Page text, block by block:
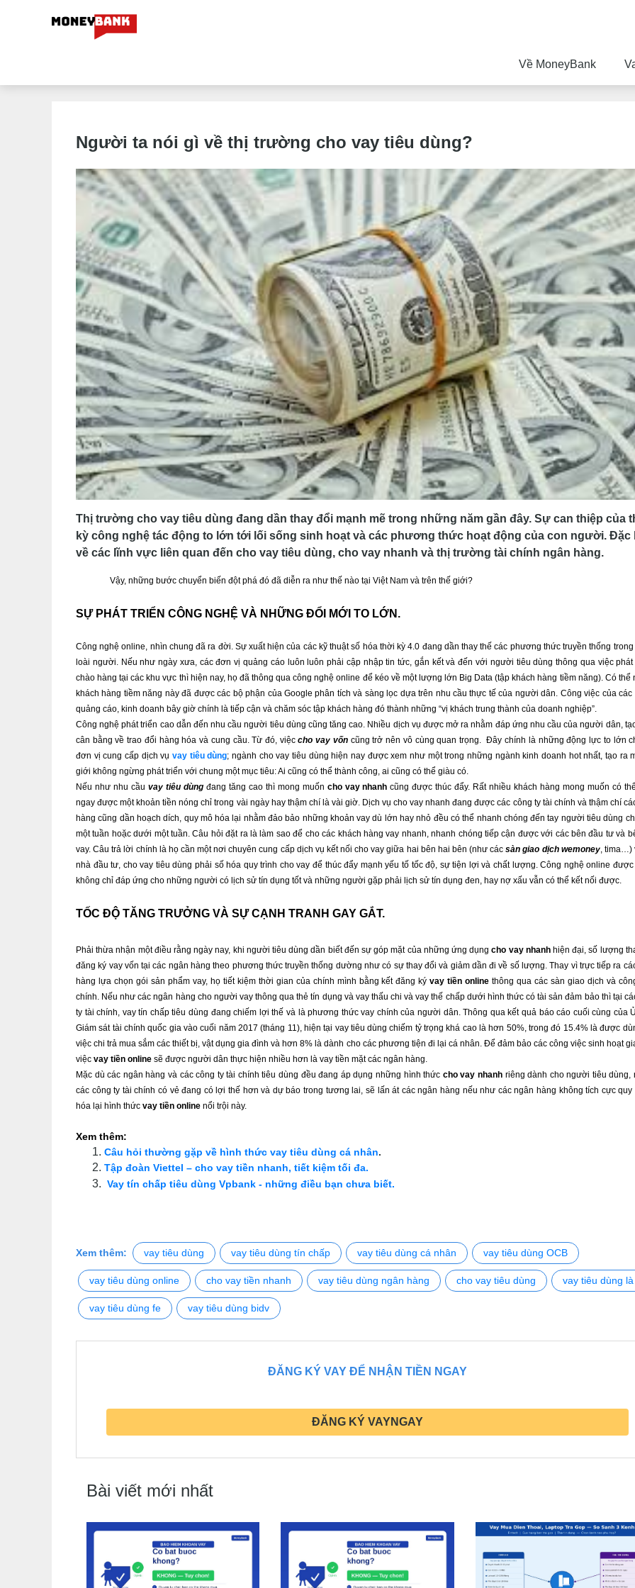
Về MoneyBank
Người ta nói gì về thị trường cho vay tiêu dùng?
Thị trường cho vay tiêu dùng đang dần thay đổi mạnh mẽ trong những năm gần đây. Sự can thiệp của
kỳ công nghệ tác động to lớn tới lối sống sinh hoạt và các phương thức hoạt động của con người. Đặc
về các lĩnh vực liên quan đến cho vay tiêu dùng, cho vay nhanh và thị trường tài chính ngân hàng.
Vậy, những bước chuyển biến đột phá đó đã diễn ra như thế nào tại Việt Nam và trên thế giới?
SỰ PHÁT TRIỂN CÔNG NGHỆ VÀ NHỮNG ĐỔI MỚI TO LỚN.
Công nghệ online, nhìn chung đã ra đời. Sự xuất hiện của các kỹ thuật số hóa thời kỳ 4.0 đang dần thay thế các phương thức truyền thống
loài người. Nếu như ngày xưa, các đơn vị quảng cáo luôn luôn phải cập nhập tin tức, gắn kết và đến với người tiêu dùng thông qua việc
chào hàng tại các khu vực thì hiện nay, họ đã thông qua công nghệ online để kéo về một lượng lớn Big Data (tập khách hàng tiềm năng). Có thể
khách hàng tiềm năng này đã được các bộ phận của Google phân tích và sàng lọc dựa trên nhu cầu thực tế của người dân. Công việc của các
quảng cáo, kinh doanh bây giờ chính là tiếp cận và chăm sóc tập khách hàng đó thành những “vị khách trung thành của doanh nghiệp”.
Công nghệ phát triển cao dẫn đến nhu cầu người tiêu dùng cũng tăng cao. Nhiều dịch vụ được mở ra nhằm đáp ứng nhu cầu của người dân,
cân bằng về trao đổi hàng hóa và cung cầu. Từ đó, việc cho vay vốn cũng trở nên vô cùng quan trọng.  Đây chính là những động lực to lớn
đơn vị cung cấp dịch vụ vay tiêu dùng; ngành cho vay tiêu dùng hiện nay được xem như một trong những ngành kinh doanh hot nhất, tạo ra
giới không ngừng phát triển với chung một mục tiêu: Ai cũng có thể thành công, ai cũng có thể giàu có.
Nếu như nhu cầu vay tiêu dùng đang tăng cao thì mong muốn cho vay nhanh cũng được thúc đẩy. Rất nhiều khách hàng mong muốn có
ngay được một khoản tiền nóng chỉ trong vài ngày hay thậm chí là vài giờ. Dịch vụ cho vay nhanh đang được các công ty tài chính và thậm chí
hàng cũng dần hoạch dích, quy mô hóa lại nhằm đảo bảo những khoản vay dù lớn hay nhỏ đều có thể nhanh chóng đến tay người tiêu dùng
một tuần hoặc dưới một tuần. Câu hỏi đặt ra là làm sao để cho các khách hàng vay nhanh, nhanh chóng tiếp cận được với các bên đầu tư và
vay. Câu trả lời chính là họ cần một nơi chuyên cung cấp dịch vụ kết nối cho vay giữa hai bên hai bên (như các sàn giao dịch wemoney, tima…)
nhà đầu tư, cho vay tiêu dùng phải số hóa quy trình cho vay để thúc đẩy mạnh yếu tố tốc độ, sự tiện lợi và chất lượng. Công nghệ online
không chỉ đáp ứng cho những người có lịch sử tín dụng tốt và những người gặp phải lịch sử tín dụng đen, hay nợ xấu vẫn có thể kết nối được.
TỐC ĐỘ TĂNG TRƯỞNG VÀ SỰ CẠNH TRANH GAY GẮT.
Phải thừa nhận một điều rằng ngày nay, khi người tiêu dùng dần biết đến sự góp mặt của những ứng dụng cho vay nhanh hiện đại, số lượng
đăng ký vay vốn tại các ngân hàng theo phương thức truyền thống dường như có sự thay đổi và giảm dần đi về số lượng. Thay vì trực tiếp ra
hàng lựa chọn gói sản phẩm vay, họ tiết kiệm thời gian của chính mình bằng kết đăng ký vay tiền online thông qua các sàn giao dịch và
chính. Nếu như các ngân hàng cho người vay thông qua thẻ tín dụng và vay thấu chi và vay thế chấp dưới hình thức có tài sản đảm bảo thì tại
ty tài chính, vay tín chấp tiêu dùng đang chiếm lợi thế và là phương thức vay chính của người dân. Thông qua kết quả báo cáo cuối cùng của
Giám sát tài chính quốc gia vào cuối năm 2017 (tháng 11), hiện tại vay tiêu dùng chiếm tỷ trọng khá cao là hơn 50%, trong đó 15.4% là được
việc chi trả mua sắm các thiết bị, vật dụng gia đình và hơn 8% là dành cho các phương tiện đi lại cá nhân. Để đảm bảo các công việc sinh hoạt
việc vay tiền online sẽ được người dân thực hiện nhiều hơn là vay tiền mặt các ngân hàng.
Mặc dù các ngân hàng và các công ty tài chính tiêu dùng đều đang áp dụng những hình thức cho vay nhanh riêng dành cho người tiêu dùng,
các công ty tài chính có vẻ đang có lợi thế hơn và dự báo trong tương lai, sẽ lấn át các ngân hàng nếu như các ngân hàng không tích cực quy
hóa lại hình thức vay tiền online nổi trội này.
Xem thêm:
Câu hỏi thường gặp về hình thức vay tiêu dùng cá nhân.
Tập đoàn Viettel – cho vay tiền nhanh, tiết kiệm tối đa.
Vay tín chấp tiêu dùng Vpbank - những điều bạn chưa biết.
Xem thêm: vay tiêu dùng vay tiêu dùng tín chấp vay tiêu dùng cá nhân vay tiêu dùng OCB
vay tiêu dùng online cho vay tiền nhanh vay tiêu dùng ngân hàng cho vay tiêu dùng vay tiêu dùng
vay tiêu dùng fe vay tiêu dùng bidv
ĐĂNG KÝ VAY ĐỂ NHẬN TIỀN NGAY
ĐĂNG KÝ VAYNGAY
Bài viết mới nhất